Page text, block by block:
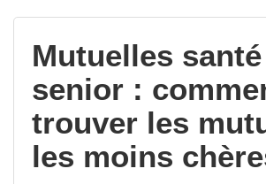
Mutuelles
senior :
trouver les
les moins